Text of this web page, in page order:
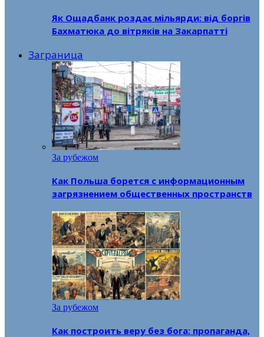
Як Ощадбанк роздає мільярди: від боргів
Бахматюка до вітряків на Закарпатті
Заграница
За рубежом
Как Польша борется с информационным
загрязнением общественных пространств
За рубежом
Как построить веру без бога: пропаганда,